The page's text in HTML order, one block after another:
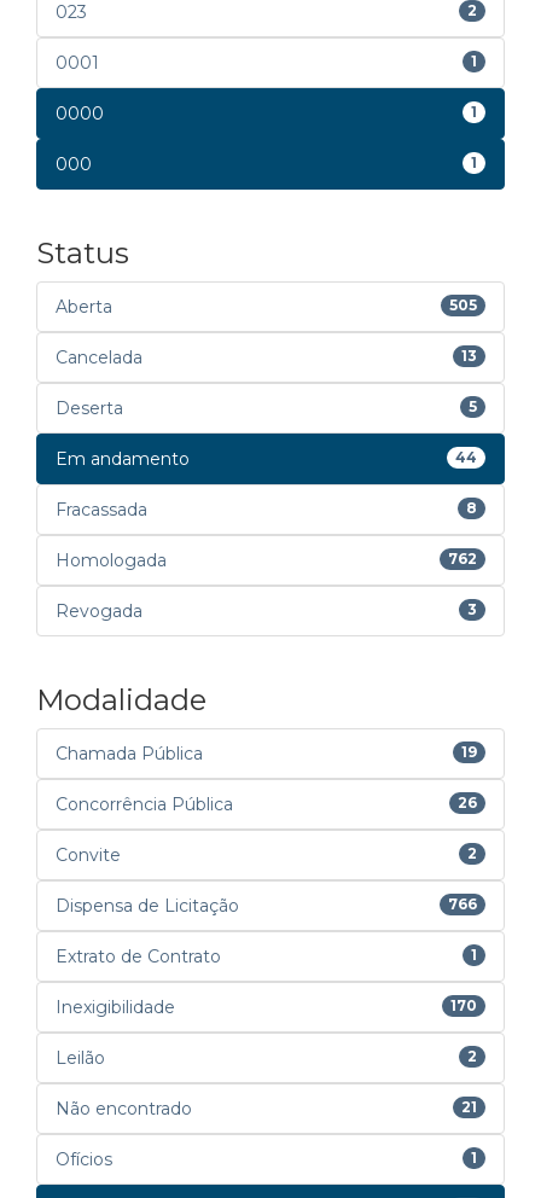
023 2
0001 1
0000 1
000 1
Status
Aberta 505
Cancelada 13
Deserta 5
Em andamento 44
Fracassada 8
Homologada 762
Revogada 3
Modalidade
Chamada Pública 19
Concorrência Pública 26
Convite 2
Dispensa de Licitação 766
Extrato de Contrato 1
Inexigibilidade 170
Leilão 2
Não encontrado 21
Ofícios 1